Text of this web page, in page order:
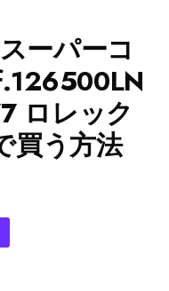
ーパーコ
ロレック
買う方法